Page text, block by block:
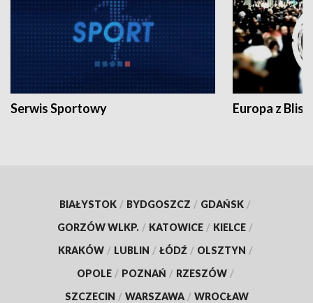
Serwis Sportowy Europa z
BIAŁYSTOK / BYDGOSZCZ / GDAŃSK /
GORZÓW WLKP. / KATOWICE / KIELCE /
KRAKÓW / LUBLIN / ŁÓDŹ / OLSZTYN /
OPOLE / POZNAŃ / RZESZÓW /
SZCZECIN / WARSZAWA / WROCŁAW